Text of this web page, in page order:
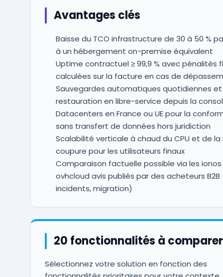
Avantages clés
Baisse du TCO infrastructure de 30 à 50 %
à un hébergement on-premise équivalent
Uptime contractuel ≥ 99,9 % avec pénalités
calculées sur la facture en cas de
Sauvegardes automatiques quotidiennes et
restauration en libre-service depuis la
Datacenters en France ou UE pour la
sans transfert de données hors juridiction
Scalabilité verticale à chaud du CPU et de la
coupure pour les utilisateurs finaux
Comparaison factuelle possible via les
ovhcloud avis publiés par des acheteurs
incidents, migration)
20 fonctionnalités à comparer
Sélectionnez votre solution en fonction des